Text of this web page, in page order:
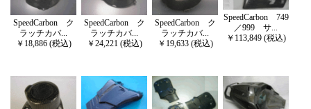
SpeedCarbon ク
ラッチカバ...
￥18,886 (税込)
SpeedCarbon ク
ラッチカバ...
￥24,221 (税込)
SpeedCarbon ク
ラッチカバ...
￥19,633 (税込)
SpeedCarbon 749
／999 サ...
￥113,849 (税込)